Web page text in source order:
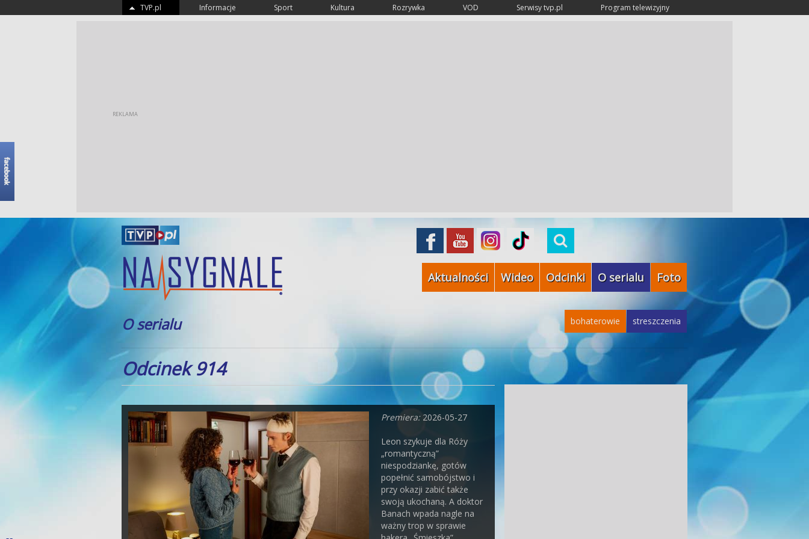
TVP.pl Informacje Sport Kultura Rozrywka VOD Serwisy tvp.pl Program telewizyjny
Aktualności Wideo Odcinki O serialu Foto
O serialu streszczenia
bohaterowie
Odcinek 914
Premiera: 2026-05-27
Leon szykuje dla Róży
„romantyczną”
niespodziankę, gotów
popełnić samobójstwo i
przy okazji zabić także
swoją ukochaną. A doktor
Banach wpada nagle na
ważny trop w sprawie